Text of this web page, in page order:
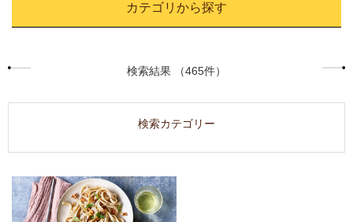
カテゴリから探す
検索結果 （465件）
検索カテゴリー